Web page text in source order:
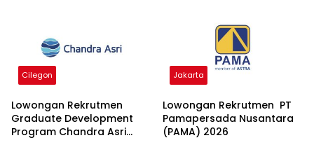
Cilegon
Lowongan Rekrutmen
Graduate Development
Program Chandra Asri
Jakarta
Lowongan Rekrutmen PT
Pamapersada Nusantara
(PAMA) 2026